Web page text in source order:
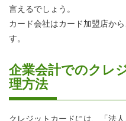
言えるでしょう。
カード会社はカード加盟店か
す。
企業会計でのクレ
理方法
クレジットカードには、「法